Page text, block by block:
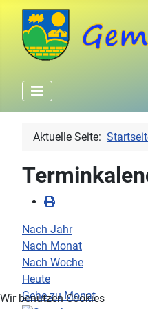
Aktuelle Seite:
Nach Jahr
Nach Monat
Nach Woche
Heute
Gehe zu Monat
Wir benutzen Cookies